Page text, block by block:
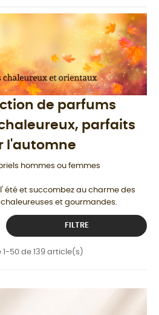
de parfums
parfaits
l'automne
hommes ou femmes
été et succombez au charme des
et gourmandes.
FILTRE
50 de 139 article(s)